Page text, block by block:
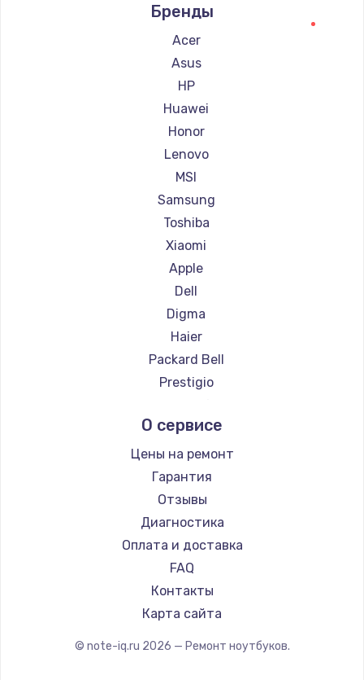
Ремонт ноутбуков Alienware
Ремонт ноутбуков Aquarius
Ремонт ноутбуков Gigabyte
Ремонт ноутбуков Aorus
Ремонт ноутбуков Maibenben
Ремонт ноутбуков Getac
Ремонт ноутбуков Epson
Ремонт ноутбуков Philips
Ремонт ноутбуков LG
Ремонт ноутбуков Panasonic
Ремонт ноутбуков Irbis
Ремонт ноутбуков Thunderobot
Ремонт ноутбуков Hasee
Ремонт ноутбуков ZTE
Ремонт ноутбуков Hiper
Ремонт ноутбуков Evga
Ремонт ноутбуков Google
Ремонт ноутбуков Ardor
Ремонт ноутбуков Predator
Ремонт ноутбуков iru
Ремонт ноутбуков Machenike
Ремонт ноутбуков DEXP
Ремонт ноутбуков Teclast
Ремонт ноутбуков CHUWI
Ремонт ноутбуков Colorful
Бренды
Acer
Asus
HP
Huawei
Honor
Lenovo
MSI
Samsung
Toshiba
Xiaomi
Apple
Dell
Digma
Haier
Packard Bell
Prestigio
Alienware
Aquarius
Gigabyte
Aorus
Maibenben
Getac
Epson
Philips
LG
О сервисе
Цены на ремонт
Гарантия
Отзывы
Диагностика
Оплата и доставка
FAQ
Контакты
Карта сайта
© note-iq.ru 2026 — Ремонт ноутбуков.